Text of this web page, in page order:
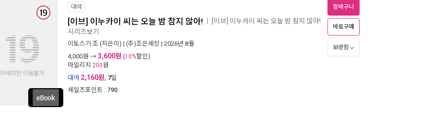
대여
[이브] 이누카이 씨는 오늘 밤 참지 않아! [이브] 이누카이 씨는 오늘 밤 참지 않아!
시리즈보기
이토스기 조 (지은이) | (주)조은세상 | 2026년 8월
4,000원 → 3,600원 (10%할인)
마일리지 200원
대여 2,160원, 7일
세일즈포인트 : 790
장바구니
바로구매
보관함